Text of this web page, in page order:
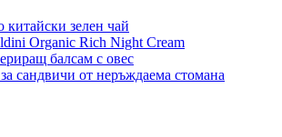
китайски зелен чай
Organic Rich Night Cream
балсам с овес
сандвичи от неръждаема стомана